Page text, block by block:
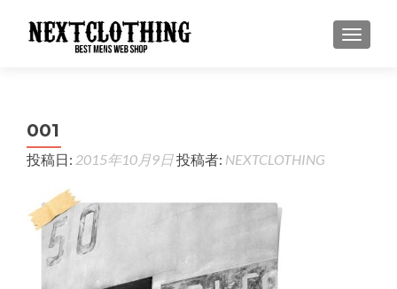
ナビゲ
001
投稿日: 2015年10月9日投稿者: NEXTCLOTHING